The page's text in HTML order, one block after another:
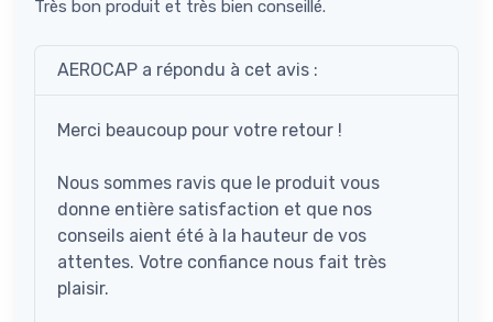
Très bon produit et très bien conseillé.
AEROCAP a répondu à cet avis :
Merci beaucoup pour votre retour !
Nous sommes ravis que le produit vous
donne entière satisfaction et que nos
conseils aient été à la hauteur de vos
attentes. Votre confiance nous fait très
plaisir.